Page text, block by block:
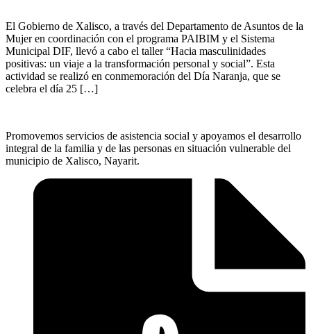
El Gobierno de Xalisco, a través del Departamento de Asuntos de la
Mujer en coordinación con el programa PAIBIM y el Sistema
Municipal DIF, llevó a cabo el taller “Hacia masculinidades
positivas: un viaje a la transformación personal y social”. Esta
actividad se realizó en conmemoración del Día Naranja, que se
celebra el día 25 […]
Promovemos servicios de asistencia social y apoyamos el desarrollo
integral de la familia y de las personas en situación vulnerable del
municipio de Xalisco, Nayarit.